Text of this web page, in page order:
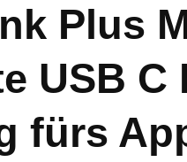
Plus
USB C
fürs